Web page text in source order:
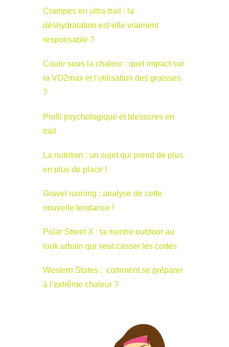
Crampes en ultra-trail : la
déshydratation est-elle vraiment
responsable ?
Courir sous la chaleur : quel impact sur
la VO2max et l’utilisation des graisses
?
Profil psychologique et blessures en
trail
La nutrition : un sujet qui prend de plus
en plus de place !
Gravel running : analyse de cette
nouvelle tendance !
Polar Street X : la montre outdoor au
look urbain qui veut casser les codes
Western States : comment se préparer
à l’extrême chaleur ?